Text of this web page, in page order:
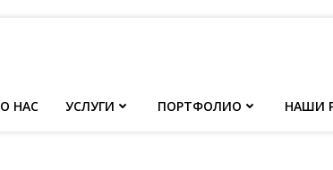
О НАС УСЛУГИ ПОРТФОЛИО НАШИ